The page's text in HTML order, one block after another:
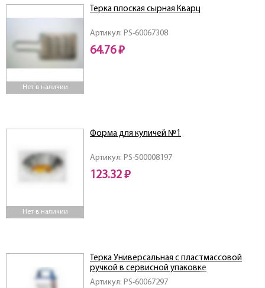
Нет в наличии
Артикул: PS-60067308
Терка плоская сырная Кварц
64.76 ₽
Нет в наличии
Артикул: PS-500008197
Форма для куличей №1
123.32 ₽
Артикул: PS-60067297
Терка Универсальная с пластмассовой
ручкой в сервисной упаковке